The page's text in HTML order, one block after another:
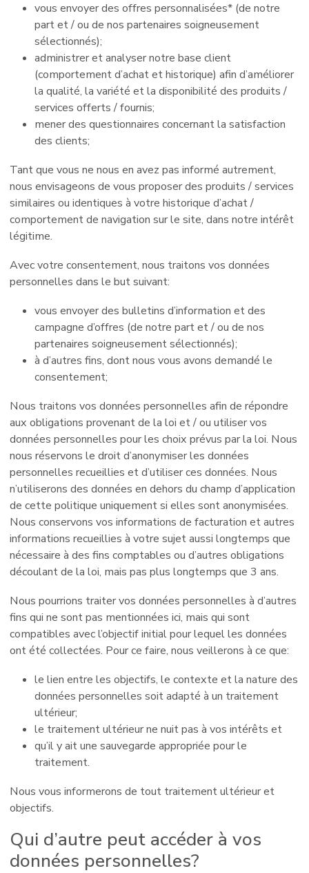
vous envoyer des offres personnalisées* (de notre
part et / ou de nos partenaires soigneusement
sélectionnés);
administrer et analyser notre base client
(comportement d’achat et historique) afin d’améliorer
la qualité, la variété et la disponibilité des produits /
services offerts / fournis;
mener des questionnaires concernant la satisfaction
des clients;
Tant que vous ne nous en avez pas informé autrement,
nous envisageons de vous proposer des produits / services
similaires ou identiques à votre historique d’achat /
comportement de navigation sur le site, dans notre intérêt
légitime.
Avec votre consentement, nous traitons vos données
personnelles dans le but suivant:
vous envoyer des bulletins d’information et des
campagne d’offres (de notre part et / ou de nos
partenaires soigneusement sélectionnés);
à d’autres fins, dont nous vous avons demandé le
consentement;
Nous traitons vos données personnelles afin de répondre
aux obligations provenant de la loi et / ou utiliser vos
données personnelles pour les choix prévus par la loi. Nous
nous réservons le droit d’anonymiser les données
personnelles recueillies et d’utiliser ces données. Nous
n’utiliserons des données en dehors du champ d’application
de cette politique uniquement si elles sont anonymisées.
Nous conservons vos informations de facturation et autres
informations recueillies à votre sujet aussi longtemps que
nécessaire à des fins comptables ou d’autres obligations
découlant de la loi, mais pas plus longtemps que 3 ans.
Nous pourrions traiter vos données personnelles à d’autres
fins qui ne sont pas mentionnées ici, mais qui sont
compatibles avec l’objectif initial pour lequel les données
ont été collectées. Pour ce faire, nous veillerons à ce que:
le lien entre les objectifs, le contexte et la nature des
données personnelles soit adapté à un traitement
ultérieur;
le traitement ultérieur ne nuit pas à vos intérêts et
qu’il y ait une sauvegarde appropriée pour le
traitement.
Nous vous informerons de tout traitement ultérieur et
objectifs.
Qui d’autre peut accéder à vos
données personnelles?